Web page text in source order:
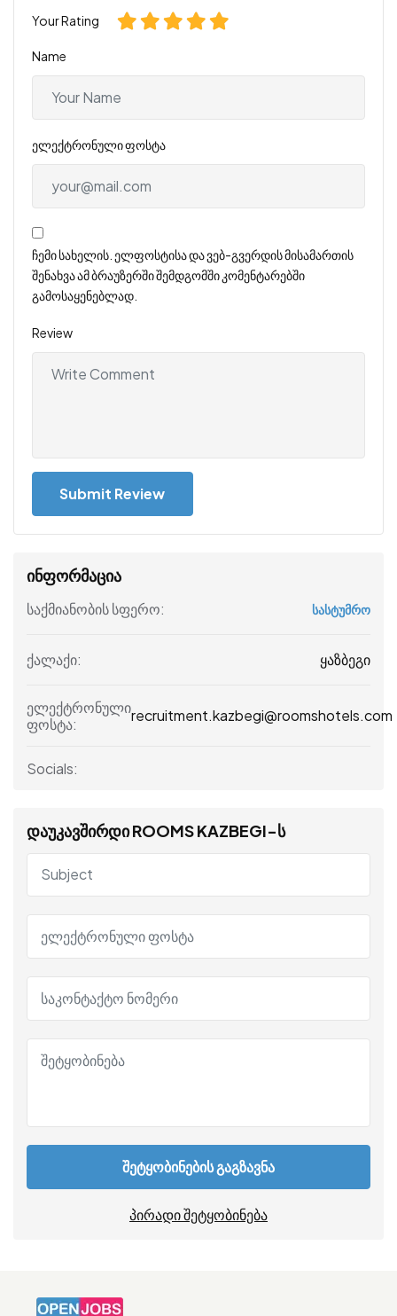
Your Rating
Name
ელექტრონული ფოსტა
ჩემი სახელის. ელფოსტისა და ვებ-გვერდის მისამართის
შენახვა ამ ბრაუზერში შემდგომში კომენტარებში
გამოსაყენებლად.
Review
ინფორმაცია
საქმიანობის სფერო: სასტუმრო
ქალაქი: ყაზბეგი
ელექტრონული
ფოსტა:
recruitment.kazbegi@roomshotels.com
Socials:
დაუკავშირდი ROOMS KAZBEGI-ს
შეტყობინების გაგზავნა
პირადი შეტყობინება